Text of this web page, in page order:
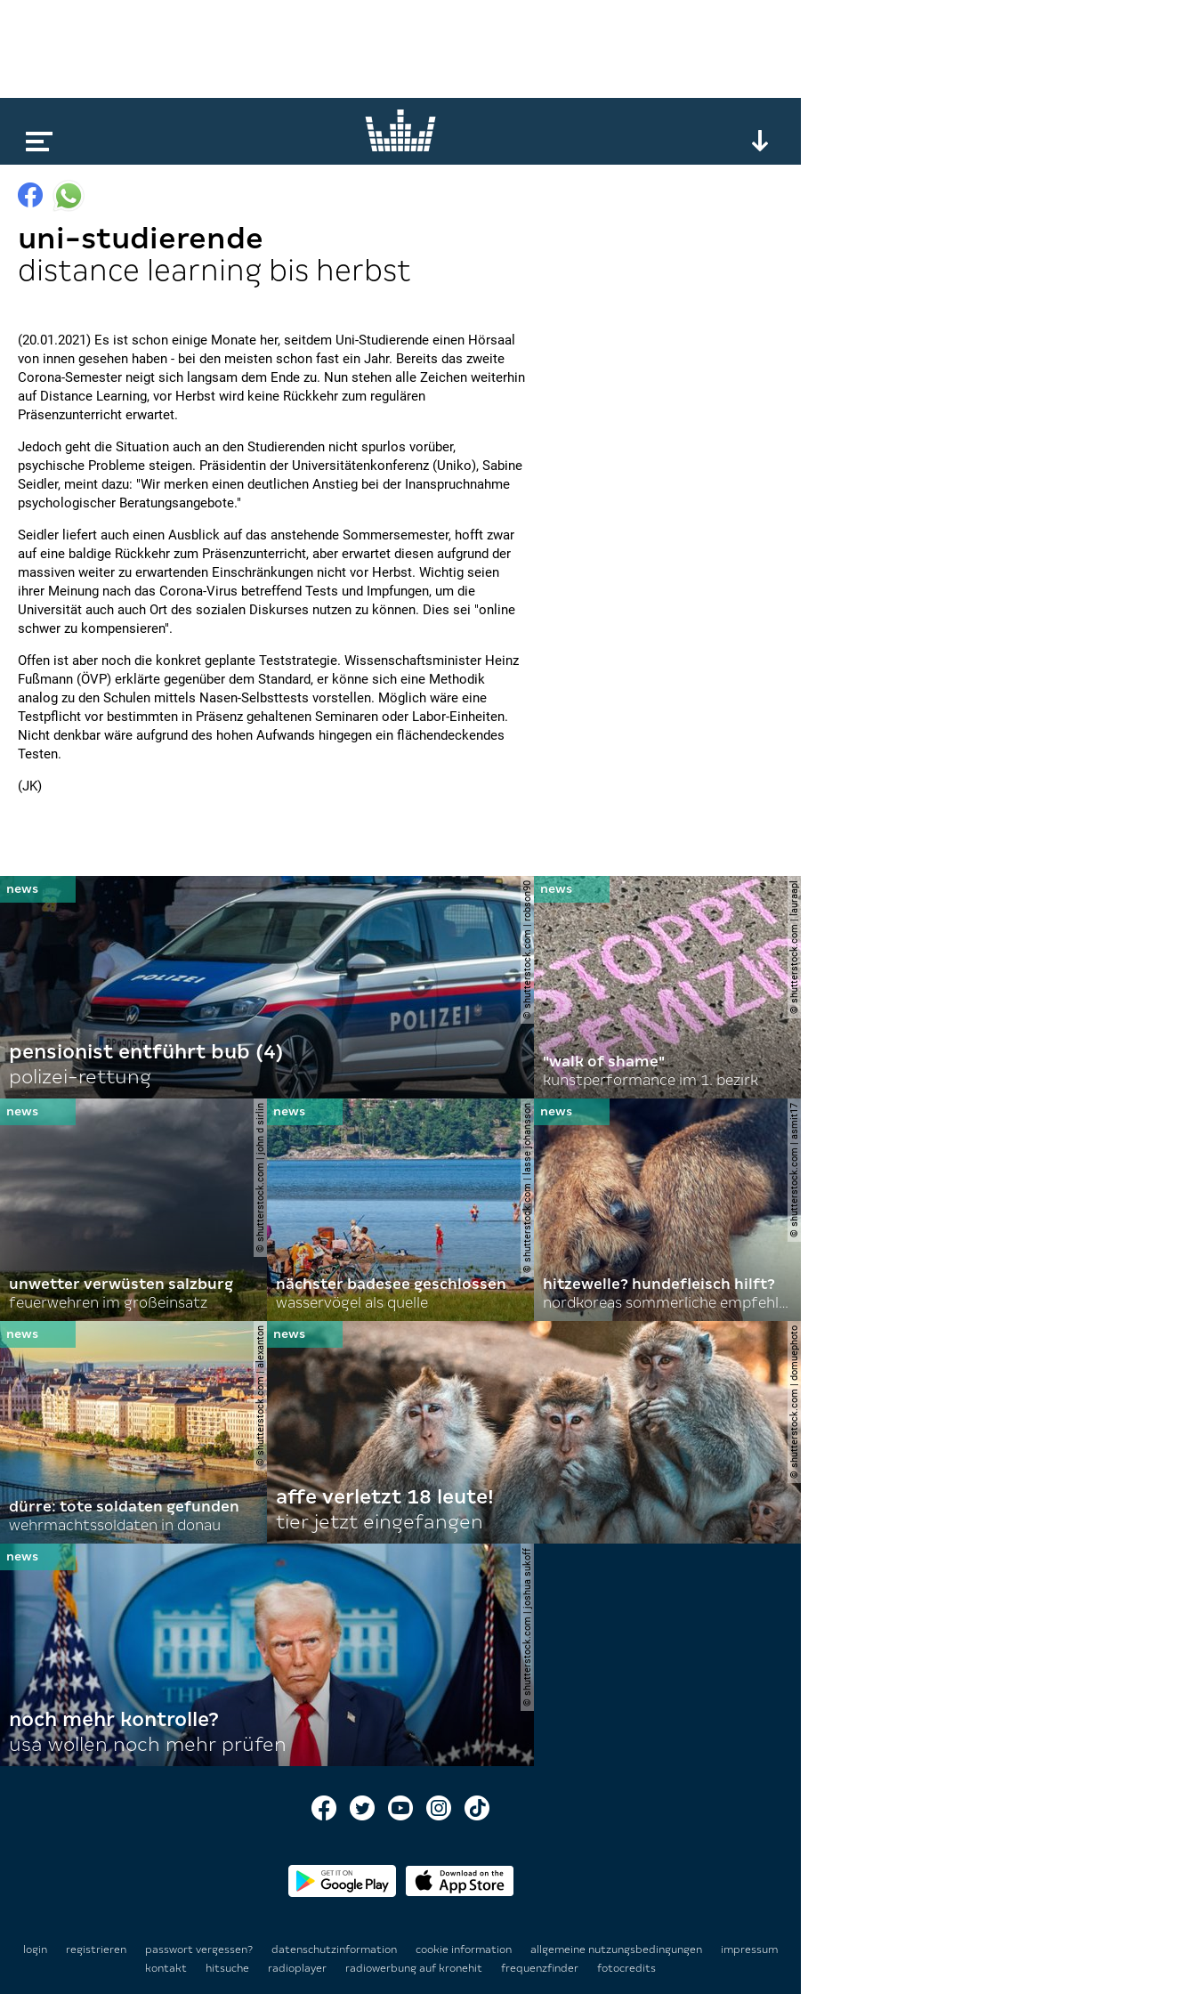
uni-studierende
distance learning bis herbst
(20.01.2021) Es ist schon einige Monate her, seitdem Uni-Studierende einen Hörsaal
von innen gesehen haben - bei den meisten schon fast ein Jahr. Bereits das zweite
Corona-Semester neigt sich langsam dem Ende zu. Nun stehen alle Zeichen weiterhin
auf Distance Learning, vor Herbst wird keine Rückkehr zum regulären
Präsenzunterricht erwartet.
Jedoch geht die Situation auch an den Studierenden nicht spurlos vorüber,
psychische Probleme steigen. Präsidentin der Universitätenkonferenz (Uniko), Sabine
Seidler, meint dazu: "Wir merken einen deutlichen Anstieg bei der Inanspruchnahme
psychologischer Beratungsangebote."
Seidler liefert auch einen Ausblick auf das anstehende Sommersemester, hofft zwar
auf eine baldige Rückkehr zum Präsenzunterricht, aber erwartet diesen aufgrund der
massiven weiter zu erwartenden Einschränkungen nicht vor Herbst. Wichtig seien
ihrer Meinung nach das Corona-Virus betreffend Tests und Impfungen, um die
Universität auch auch Ort des sozialen Diskurses nutzen zu können. Dies sei "online
schwer zu kompensieren".
Offen ist aber noch die konkret geplante Teststrategie. Wissenschaftsminister Heinz
Fußmann (ÖVP) erklärte gegenüber dem Standard, er könne sich eine Methodik
analog zu den Schulen mittels Nasen-Selbsttests vorstellen. Möglich wäre eine
Testpflicht vor bestimmten in Präsenz gehaltenen Seminaren oder Labor-Einheiten.
Nicht denkbar wäre aufgrund des hohen Aufwands hingegen ein flächendeckendes
Testen.
(JK)
© shutterstock.com | robson90
pensionist entführt bub (4)
polizei-rettung
© shutterstock.com | lauraapl
"walk of shame"
kunstperformance im 1. bezirk
© shutterstock.com | john d sirlin
unwetter verwüsten salzburg
feuerwehren im großeinsatz
© shutterstock.com | lasse johansson
nächster badesee geschlossen
wasservögel als quelle
© shutterstock.com | asmit17
hitzewelle? hundefleisch hilft?
nordkoreas sommerliche empfehlungen
© shutterstock.com | alexanton
dürre: tote soldaten gefunden
wehrmachtssoldaten in donau
© shutterstock.com | domuephoto
affe verletzt 18 leute!
tier jetzt eingefangen
© shutterstock.com | joshua sukoff
noch mehr kontrolle?
usa wollen noch mehr prüfen
login registrieren passwort vergessen? datenschutzinformation cookie information allgemeine nutzungsbedingungen
impressum
kontakt
hitsuche radioplayer radiowerbung auf kronehit frequenzfinder fotocredits